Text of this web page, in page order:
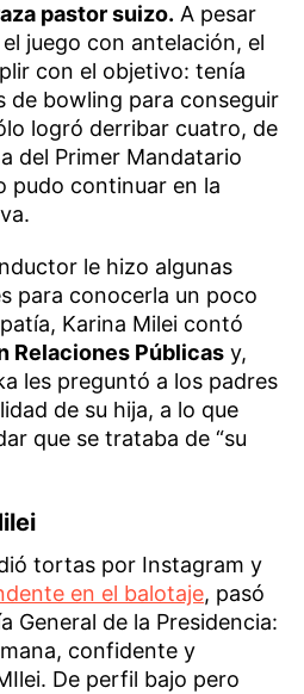
pastor suizo. A pesar
juego con antelación, el
con el objetivo: tenía
de bowling para conseguir
logró derribar cuatro, de
del Primer Mandatario
pudo continuar en la
le hizo algunas
para conocerla un poco
Karina Milei contó
Relaciones Públicas y,
les preguntó a los padres
de su hija, a lo que
que se trataba de “su
tortas por Instagram y
en el balotaje, pasó
General de la Presidencia:
confidente y
De perfil bajo pero